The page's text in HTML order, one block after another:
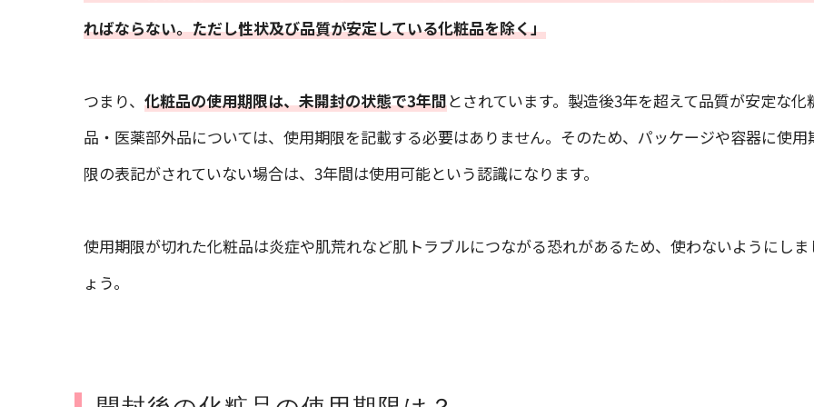
ればならない。ただし性状及び品質が安定している化粧品を除く」
つまり、 化粧品の使用期限は、未開封の状態で3年間とされています。製造後3年を超えて品質が安定な化
品・医薬部外品については、使用期限を記載する必要はありません。そのため、パッケージや容器に使用
限の表記がされていない場合は、3年間は使用可能という認識になります。
使用期限が切れた化粧品は炎症や肌荒れなど肌トラブルにつながる恐れがあるため、使わないようにしま
ょう。